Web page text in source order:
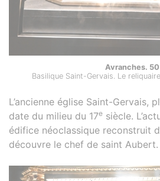
Avranches. 50
Basilique Saint-Gervais. Le
L’ancienne église Saint-Gervais,
date du milieu du 17e siècle.
édifice néoclassique reconstruit
découvre le chef de saint Aubert.